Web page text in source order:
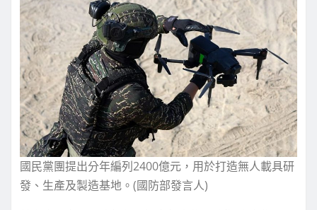
國民黨團提出分年編列2400億元，用於打造無人載具研
發、生產及製造基地。(國防部發言人)